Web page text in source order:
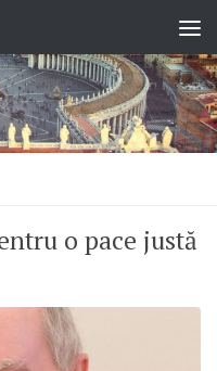
o pace justă